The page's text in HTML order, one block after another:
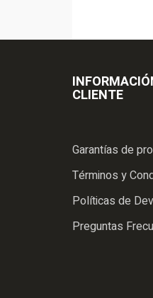
CLIENTE
Garantías de
Términos y
Políticas de
Preguntas